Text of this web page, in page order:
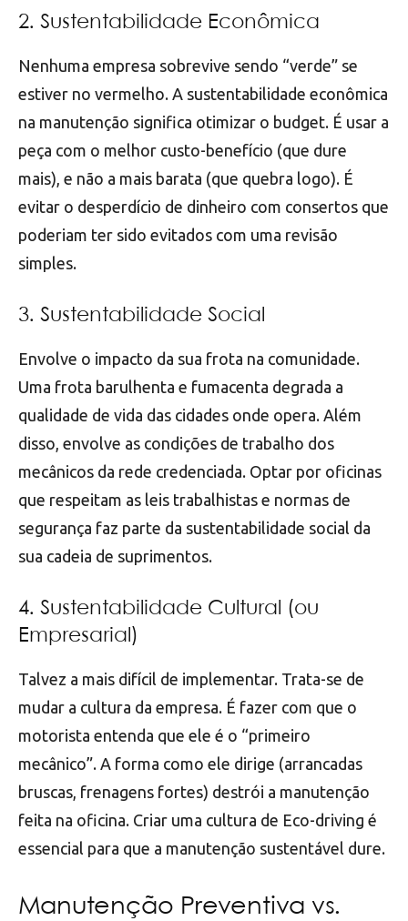
2. Sustentabilidade Econômica
Nenhuma empresa sobrevive sendo “verde” se
estiver no vermelho. A sustentabilidade econômica
na manutenção significa otimizar o budget. É usar a
peça com o melhor custo-benefício (que dure
mais), e não a mais barata (que quebra logo). É
evitar o desperdício de dinheiro com consertos que
poderiam ter sido evitados com uma revisão
simples.
3. Sustentabilidade Social
Envolve o impacto da sua frota na comunidade.
Uma frota barulhenta e fumacenta degrada a
qualidade de vida das cidades onde opera. Além
disso, envolve as condições de trabalho dos
mecânicos da rede credenciada. Optar por oficinas
que respeitam as leis trabalhistas e normas de
segurança faz parte da sustentabilidade social da
sua cadeia de suprimentos.
4. Sustentabilidade Cultural (ou
Empresarial)
Talvez a mais difícil de implementar. Trata-se de
mudar a cultura da empresa. É fazer com que o
motorista entenda que ele é o “primeiro
mecânico”. A forma como ele dirige (arrancadas
bruscas, frenagens fortes) destrói a manutenção
feita na oficina. Criar uma cultura de Eco-driving é
essencial para que a manutenção sustentável dure.
Manutenção Preventiva vs.